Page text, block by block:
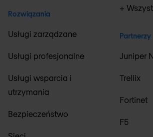
Rozwiązania
Usługi zarządzane
Usługi profesjonalne
Usługi wsparcia i
utrzymania
Bezpieczeństwo
+
Partnerzy
Juniper
Trellix
Fortinet
F5